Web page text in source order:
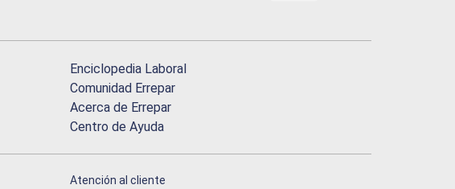
Enciclopedia Laboral
Comunidad Errepar
Acerca de Errepar
Centro de Ayuda
Atención al cliente